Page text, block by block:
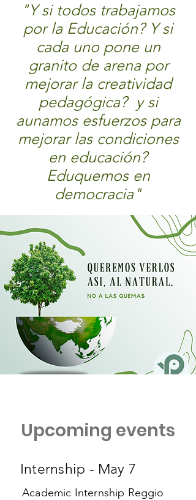
"Y si todos trabajamos
por la Educación? Y si
cada uno pone un
granito de arena por
mejorar la creatividad
pedagógica? y si
aunamos esfuerzos para
mejorar las condiciones
en educación?
Eduquemos en
democracia"
Upcoming events
Internship - May 7
Academic Internship Reggio